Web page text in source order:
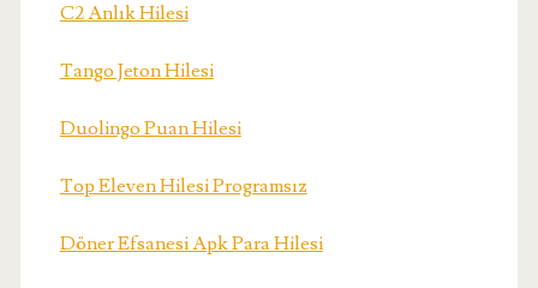
C2 Anlık Hilesi
Tango Jeton Hilesi
Duolingo Puan Hilesi
Top Eleven Hilesi Programsız
Döner Efsanesi Apk Para Hilesi